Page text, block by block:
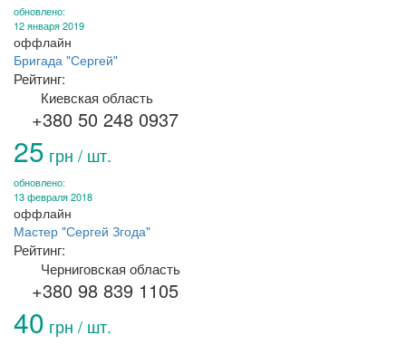
обновлено:
12 января 2019
оффлайн
Бригада "Сергей"
Рейтинг:
Киевская область
+380 50 248 0937
25 грн / шт.
обновлено:
13 февраля 2018
оффлайн
Мастер "Сергей Згода"
Рейтинг:
Черниговская область
+380 98 839 1105
40 грн / шт.